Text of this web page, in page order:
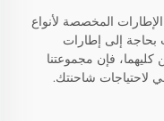
المخصصة لأنواع
بحاجة إلى إطارات
فإن مجموعتنا
لاحتياجات شاحنتك.